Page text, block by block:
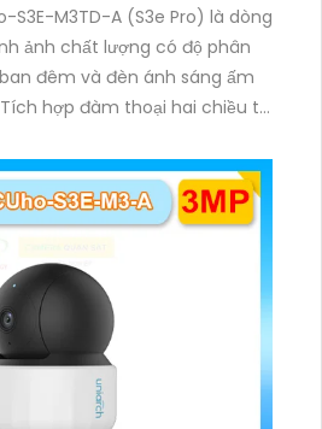
S3E-M3TD-A (S3e Pro) là dòng
ảnh chất lượng có độ phân
đêm và đèn ánh sáng ấm
hợp đàm thoại hai chiều to